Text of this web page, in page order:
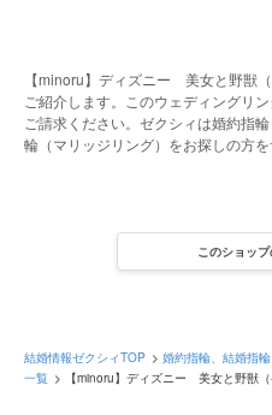
【minoru】ディズニー 美女と野獣
ご紹介します。このウェディングリ
ご請求ください。ゼクシィは婚約指
輪（マリッジリング）をお探しの方を
このショッ
結婚情報ゼクシィTOP 婚約指輪、結婚指輪
一覧
【minoru】ディズニー 美女と野獣（